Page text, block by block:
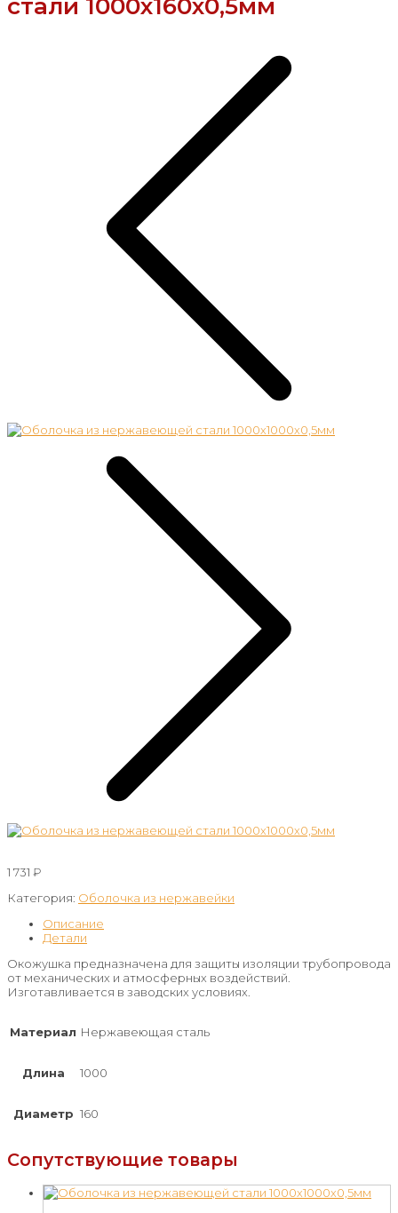
стали 1000х160х0,5мм
1 731 ₽
Категория: Оболочка из нержавейки
Описание
Детали
Окожушка предназначена для защиты изоляции трубопровода
от механических и атмосферных воздействий.
Изготавливается в заводских условиях.
Материал Нержавеющая сталь
Длина 1000
Диаметр 160
Сопутствующие товары